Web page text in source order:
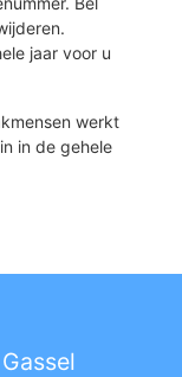
jaar voor u
werkt
in de gehele